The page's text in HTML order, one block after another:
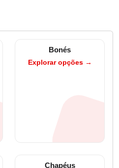
Bonés
Explorar opções →
Chapéus